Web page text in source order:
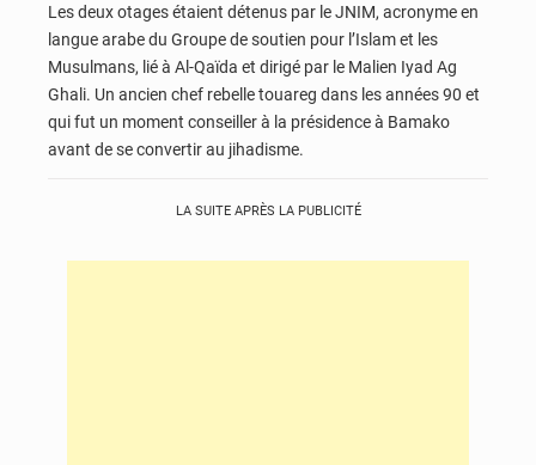
Les deux otages étaient détenus par le JNIM, acronyme en
langue arabe du Groupe de soutien pour l’Islam et les
Musulmans, lié à Al-Qaïda et dirigé par le Malien Iyad Ag
Ghali. Un ancien chef rebelle touareg dans les années 90 et
qui fut un moment conseiller à la présidence à Bamako
avant de se convertir au jihadisme.
LA SUITE APRÈS LA PUBLICITÉ